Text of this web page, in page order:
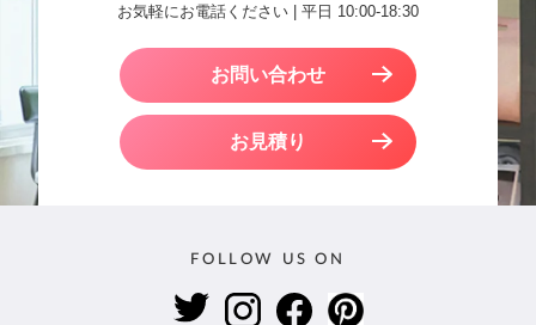
お気軽にお電話ください | 平日 10:00-18:30
お問い合わせ
お見積り
FOLLOW US ON